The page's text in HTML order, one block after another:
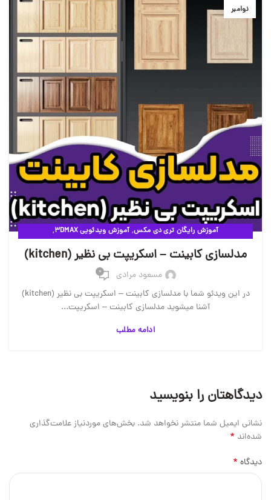
نوامبر
آموزش رایگان تری دی مکس, آموزش ویدئویی 3DMAX ,
مقالات آموزشی وی ری
مدلسازی کابینت – اسکریپت بی نظیر (kitchen)
مسعود مرادی 0
در این ویدئو شما با مدلسازی کابینت – اسکریپت بی نظیر (kitchen)
آشنا میشوید مدلسازی کابینت – اسکریپت...
ادامه مطلب
دیدگاهتان را بنویسید
نشانی ایمیل شما منتشر نخواهد شد. بخش‌های موردنیاز علامت‌گذاری
شده‌اند *
دیدگاه *